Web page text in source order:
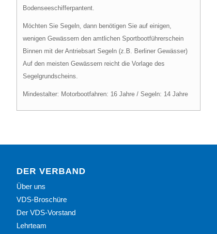
Bodenseeschifferpantent.
Möchten Sie Segeln, dann benötigen Sie auf einigen,
wenigen Gewässern den amtlichen Sportbootführerschein
Binnen mit der Antriebsart Segeln (z.B. Berliner Gewässer)
Auf den meisten Gewässern reicht die Vorlage des
Segelgrundscheins.
Mindestalter: Motorbootfahren: 16 Jahre / Segeln: 14 Jahre
DER VERBAND
Über uns
VDS-Broschüre
Der VDS-Vorstand
Lehrteam